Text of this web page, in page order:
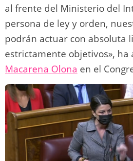
al frente del Ministerio del
persona de ley y orden,
podrán actuar con absoluta
estrictamente objetivos», ha
Macarena Olona en el